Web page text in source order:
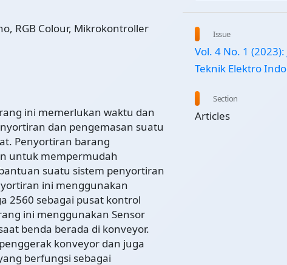
RGB Colour, Mikrokontroller
ini memerlukan waktu dan
dan pengemasan suatu
Penyortiran barang
untuk mempermudah
suatu sistem penyortiran
ini menggunakan
2560 sebagai pusat kontrol
ini menggunakan Sensor
benda berada di konveyor.
konveyor dan juga
berfungsi sebagai
Issue
Vol. 4 No. 1 (2023):
Teknik Elektro
Section
Articles